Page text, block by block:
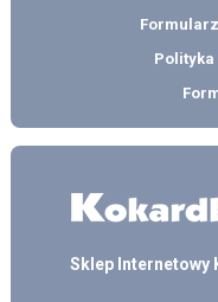
Sklep Internetowy